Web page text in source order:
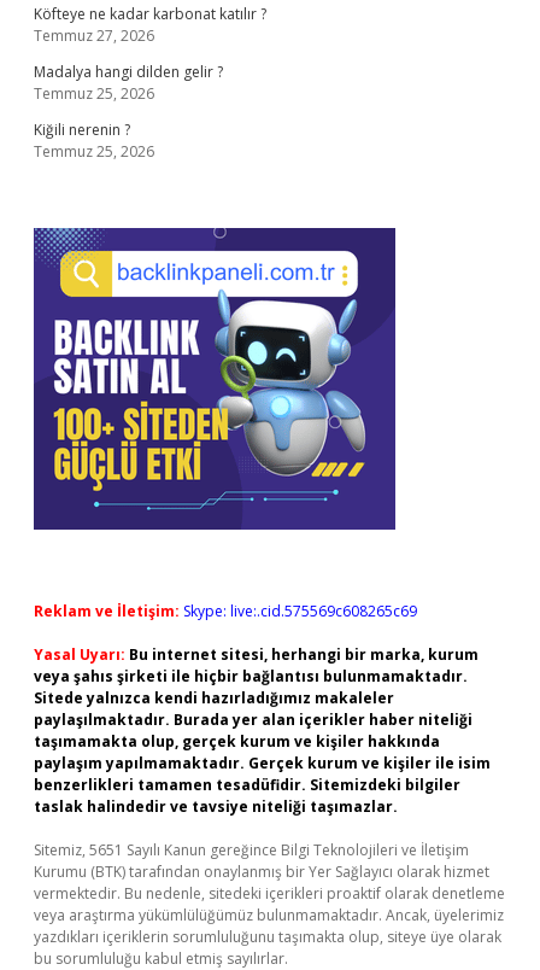
Köfteye ne kadar karbonat katılır ?
Temmuz 27, 2026
Madalya hangi dilden gelir ?
Temmuz 25, 2026
Kiğili nerenin ?
Temmuz 25, 2026
Reklam ve İletişim: Skype: live:.cid.575569c608265c69
Yasal Uyarı: Bu internet sitesi, herhangi bir marka, kurum
veya şahıs şirketi ile hiçbir bağlantısı bulunmamaktadır.
Sitede yalnızca kendi hazırladığımız makaleler
paylaşılmaktadır. Burada yer alan içerikler haber niteliği
taşımamakta olup, gerçek kurum ve kişiler hakkında
paylaşım yapılmamaktadır. Gerçek kurum ve kişiler ile isim
benzerlikleri tamamen tesadüfidir. Sitemizdeki bilgiler
taslak halindedir ve tavsiye niteliği taşımazlar.
Sitemiz, 5651 Sayılı Kanun gereğince Bilgi Teknolojileri ve İletişim
Kurumu (BTK) tarafından onaylanmış bir Yer Sağlayıcı olarak hizmet
vermektedir. Bu nedenle, sitedeki içerikleri proaktif olarak denetleme
veya araştırma yükümlülüğümüz bulunmamaktadır. Ancak, üyelerimiz
yazdıkları içeriklerin sorumluluğunu taşımakta olup, siteye üye olarak
bu sorumluluğu kabul etmiş sayılırlar.